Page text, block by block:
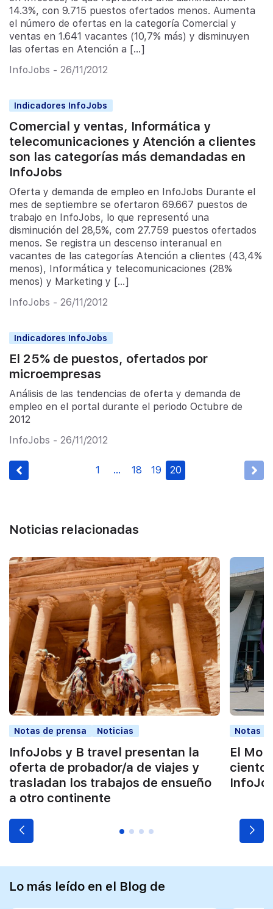
14.3%, con 9.715 puestos ofertados menos. Aumenta
el número de ofertas en la categoría Comercial y
ventas en 1.641 vacantes (10,7% más) y disminuyen
las ofertas en Atención a […]
InfoJobs - 26/11/2012
Indicadores InfoJobs
Comercial y ventas, Informática y
telecomunicaciones y Atención a clientes
son las categorías más demandadas en
InfoJobs
Oferta y demanda de empleo en InfoJobs Durante el
mes de septiembre se ofertaron 69.667 puestos de
trabajo en InfoJobs, lo que representó una
disminución del 28,5%, com 27.759 puestos ofertados
menos. Se registra un descenso interanual en
vacantes de las categorías Atención a clientes (43,4%
menos), Informática y telecomunicaciones (28%
menos) y Marketing y […]
InfoJobs - 26/11/2012
Indicadores InfoJobs
El 25% de puestos, ofertados por
microempresas
Análisis de las tendencias de oferta y demanda de
empleo en el portal durante el periodo Octubre de
2012
InfoJobs - 26/11/2012
1 … 18 19 20
Noticias relacionadas
Notas de prensa Noticias
InfoJobs y B travel presentan la
oferta de probador/a de viajes y
trasladan los trabajos de ensueño
a otro continente
Notas
El
Lo más leído en el Blog de